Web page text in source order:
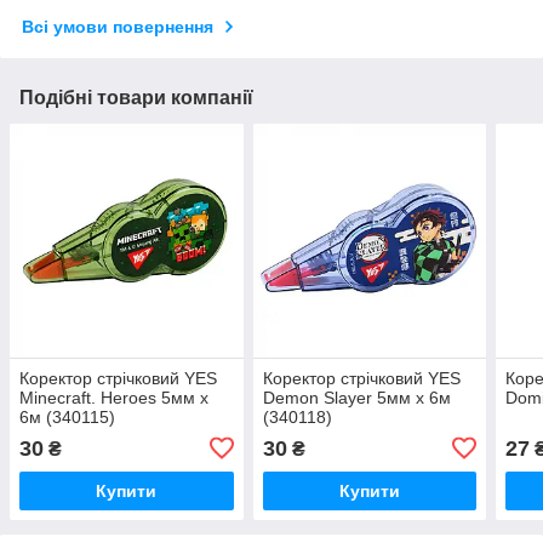
Всі умови повернення
Подібні товари компанії
Коректор стрічковий YES
Minecraft. Heroes 5мм х
6м (340115)
30 ₴
Купити
Коректор стрічковий YES
Demon Slayer 5мм х 6м
(340118)
30₴
Купити
27